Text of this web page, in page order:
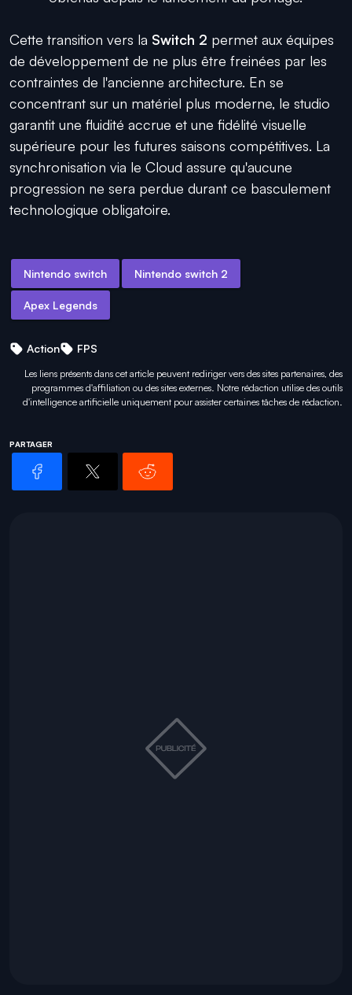
Cette transition vers la Switch 2 permet aux équipes
de développement de ne plus être freinées par les
contraintes de l'ancienne architecture. En se
concentrant sur un matériel plus moderne, le studio
garantit une fluidité accrue et une fidélité visuelle
supérieure pour les futures saisons compétitives. La
synchronisation via le Cloud assure qu'aucune
progression ne sera perdue durant ce basculement
technologique obligatoire.
Nintendo switch Nintendo switch 2
Apex Legends
Action FPS
Les liens présents dans cet article peuvent rediriger vers des sites partenaires, des
programmes d'affiliation ou des sites externes. Notre rédaction utilise des outils
d'intelligence artificielle uniquement pourassister certaines tâches de rédaction.
PARTAGER